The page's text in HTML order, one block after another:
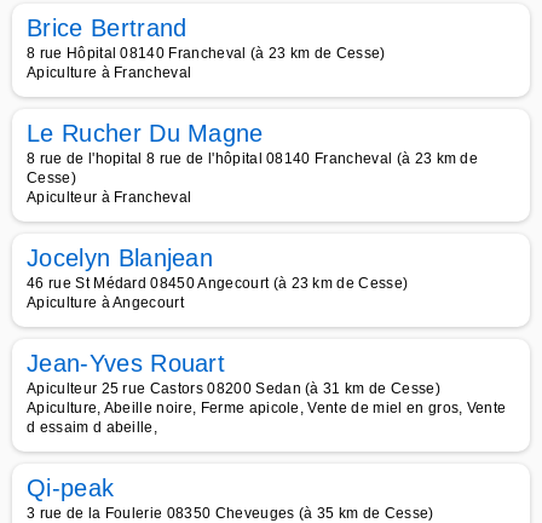
Brice Bertrand
8 rue Hôpital 08140 Francheval (à 23 km de Cesse)
Apiculture à Francheval
Le Rucher Du Magne
8 rue de l'hopital 8 rue de l'hôpital 08140 Francheval (à 23 km de
Cesse)
Apiculteur à Francheval
Jocelyn Blanjean
46 rue St Médard 08450 Angecourt (à 23 km de Cesse)
Apiculture à Angecourt
Jean-Yves Rouart
Apiculteur 25 rue Castors 08200 Sedan (à 31 km de Cesse)
Apiculture, Abeille noire, Ferme apicole, Vente de miel en gros, Vente
d essaim d abeille,
Qi-peak
3 rue de la Foulerie 08350 Cheveuges (à 35 km de Cesse)